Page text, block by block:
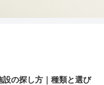
設の探し方｜種類と選び